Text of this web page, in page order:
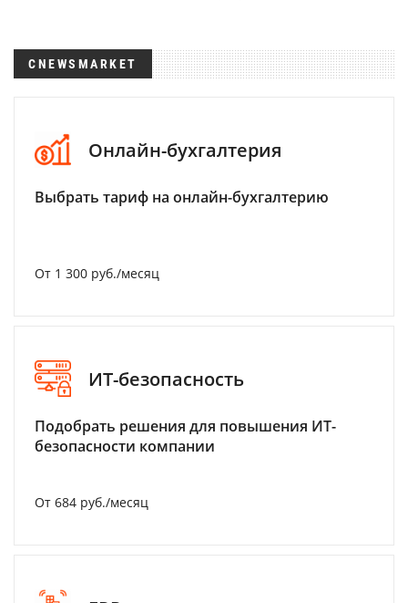
CNEWSMARKET
Онлайн-бухгалтерия
Выбрать тариф на онлайн-бухгалтерию
От 1 300 руб./месяц
ИТ-безопасность
Подобрать решения для повышения ИТ-
безопасности компании
От 684 руб./месяц